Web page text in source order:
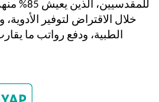
خلال الاقتراض لتوفير
الطبية، ودفع رواتب ما يقارب 1000